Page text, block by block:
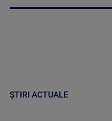
ȘTIRI ACTUALE